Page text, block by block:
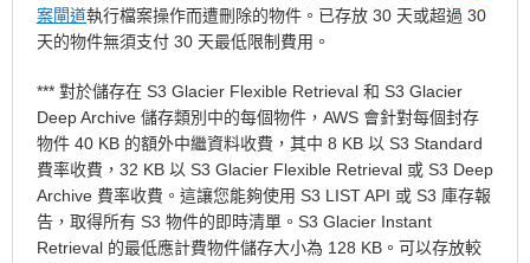
案閘道執行檔案操作而遭刪除的物件。已存放 30 天或超過 30
天的物件無須支付 30 天最低限制費用。
*** 對於儲存在 S3 Glacier Flexible Retrieval 和 S3 Glacier
Deep Archive 儲存類別中的每個物件，AWS 會針對每個封存
物件 40 KB 的額外中繼資料收費，其中 8 KB 以 S3 Standard
費率收費，32 KB 以 S3 Glacier Flexible Retrieval 或 S3 Deep
Archive 費率收費。這讓您能夠使用 S3 LIST API 或 S3 庫存報
告，取得所有 S3 物件的即時清單。S3 Glacier Instant
Retrieval 的最低應計費物件儲存大小為 128 KB。可以存放較